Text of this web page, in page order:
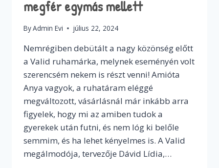
megfér egymás mellett
ByAdmin Evi július 22, 2024
Nemrégiben debütált a nagy közönség előtt
a Valid ruhamárka, melynek eseményén volt
szerencsém nekem is részt venni! Amióta
Anya vagyok, a ruhatáram eléggé
megváltozott, vásárlásnál már inkább arra
figyelek, hogy mi az amiben tudok a
gyerekek után futni, és nem lóg ki belőle
semmim, és ha lehet kényelmes is. A Valid
megálmodója, tervezője Dávid Lídia,…